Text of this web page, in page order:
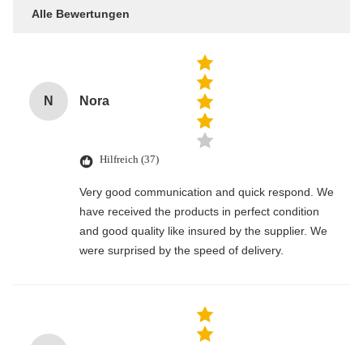
Alle Bewertungen
N Nora
Hilfreich (37)
Very good communication and quick respond. We
have received the products in perfect condition
and good quality like insured by the supplier. We
were surprised by the speed of delivery.